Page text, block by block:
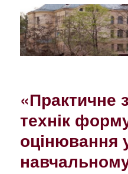
«Практичне
технік
оцінювання